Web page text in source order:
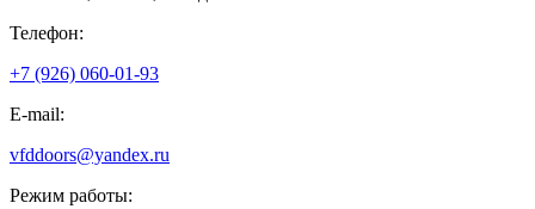
Телефон:
+7 (926) 060-01-93
E-mail:
vfddoors@yandex.ru
Режим работы: